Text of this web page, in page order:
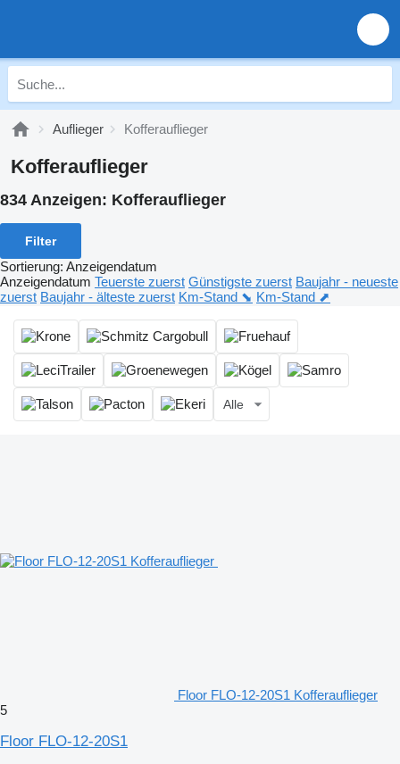
Auflieger Kofferauflieger
Kofferauflieger
834 Anzeigen: Kofferauflieger
Filter
Sortierung: Anzeigendatum
Anzeigendatum Teuerste zuerst Günstigste zuerst Baujahr - neueste
zuerst Baujahr - älteste zuerst Km-Stand ⬊ Km-Stand ⬈
Alle
Floor FLO-12-20S1 Kofferauflieger
5
Floor FLO-12-20S1